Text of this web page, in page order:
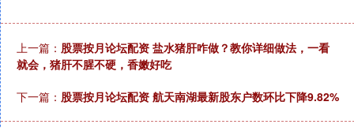
上一篇： 股票按月论坛配资 盐水猪肝咋做？教你详细做法，一看
就会，猪肝不腥不硬，香嫩好吃
下一篇： 股票按月论坛配资 航天南湖最新股东户数环比下降9.82%